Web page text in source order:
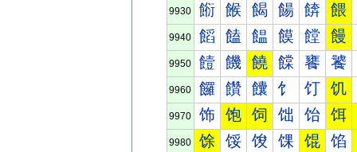
9930 餰 餱 餲 餳 餴 餵
9940 饀 饁 饂 饃 饄 饅
9950 饐 饑 饒 饓 饔 饕
9960 饠 饡 饢 饣 饤 饥
9970 饰 饱 饲 饳 饴 饵
9980 馀 馁 馂 馃 馄 馅